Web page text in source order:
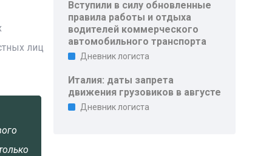
лиц
Вступили в силу обновленные
правила работы и отдыха
водителей коммерческого
автомобильного транспорта
Дневник логиста
Италия: даты запрета
движения грузовиков в августе
Дневник логиста